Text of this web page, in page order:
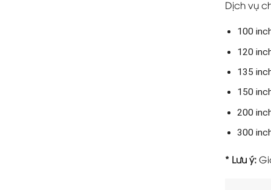
Dịch vụ
100
120
135
150
200
300
* Lưu ý: